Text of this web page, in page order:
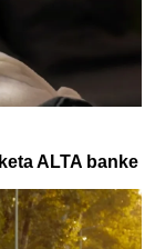
ALTA banke